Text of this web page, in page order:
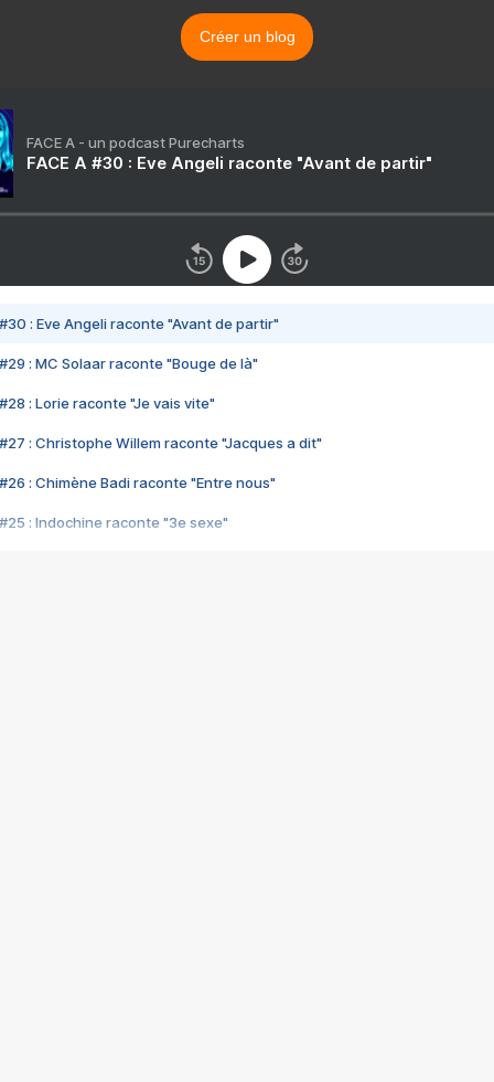
Créer un blog
FACE A - un podcast Purecharts
FACE A #30 : Eve Angeli raconte "Avant de partir"
#30 : Eve Angeli raconte "Avant de partir"
#29 : MC Solaar raconte "Bouge de là"
#28 : Lorie raconte "Je vais vite"
#27 : Christophe Willem raconte "Jacques a dit"
#26 : Chimène Badi raconte "Entre nous"
#25 : Indochine raconte "3e sexe"